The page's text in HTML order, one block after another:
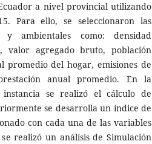
a nivel provincial utilizando
Para ello, se seleccionaron las
y ambientales como: densidad
valor agregado bruto, población
promedio del hogar, emisiones de
anual promedio. En la
se realizó el cálculo de
se desarrolla un índice de
con cada una de las variables
realizó un análisis de Simulación